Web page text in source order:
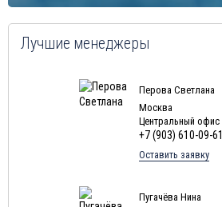
Лучшие менеджеры
Перова Светлана
Москва
Центральный офис
+7 (903) 610-09-61
Оставить заявку
Пугачёва Нина